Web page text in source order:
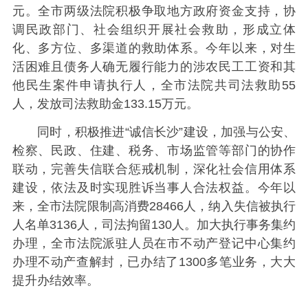
元。全市两级法院积极争取地方政府资金支持，协
调民政部门、社会组织开展社会救助，形成立体
化、多方位、多渠道的救助体系。今年以来，对生
活困难且债务人确无履行能力的涉农民工工资和其
他民生案件申请执行人，全市法院共司法救助55
人，发放司法救助金133.15万元。
同时，积极推进“诚信长沙”建设，加强与公安、
检察、民政、住建、税务、市场监管等部门的协作
联动，完善失信联合惩戒机制，深化社会信用体系
建设，依法及时实现胜诉当事人合法权益。今年以
来，全市法院限制高消费28466人，纳入失信被执行
人名单3136人，司法拘留130人。加大执行事务集约
办理，全市法院派驻人员在市不动产登记中心集约
办理不动产查解封，已办结了1300多笔业务，大大
提升办结效率。